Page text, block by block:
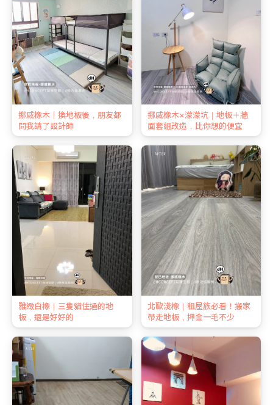
挪威橡木｜換地板後，朋友都
問我請了設計師
挪威橡木×濛濛坑｜地板＋牆
面套組改造，比你想的便宜
雅緻白橡｜三隻貓住過的地
板，還是好好的
北歐淺橡｜租屋族必看！搬家
帶走地板，押金一毛不少